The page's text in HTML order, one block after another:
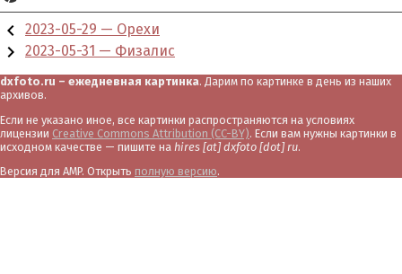
chevron_left 2023-05-29 — Орехи
chevron_right 2023-05-31 — Физалис
dxfoto.ru – ежедневная картинка. Дарим по картинке в день из наших
архивов.
Если не указано иное, все картинки распространяются на условиях
лицензии Creative Commons Attribution (CC-BY). Если вам нужны картинки в
исходном качестве — пишите на hires [at] dxfoto [dot] ru.
Версия для AMP. Открыть полную версию.